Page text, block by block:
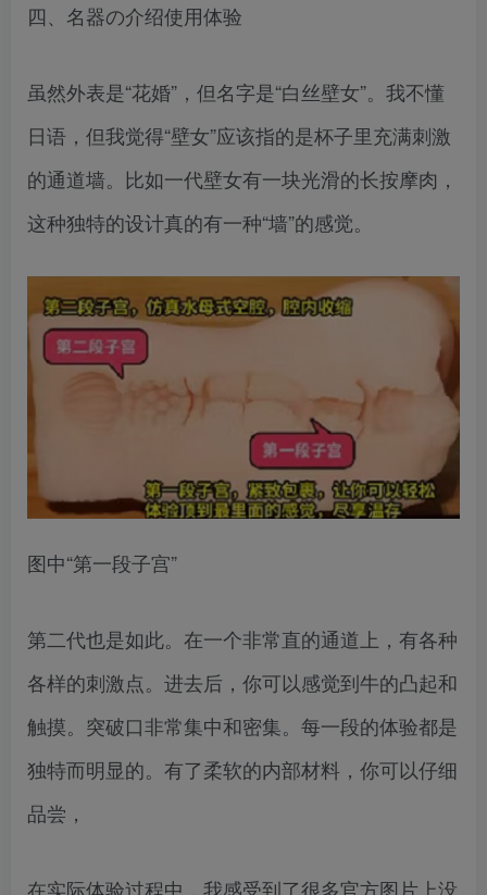
四、名器の介绍使用体验
虽然外表是“花婚”，但名字是“白丝壁女”。我不懂
日语，但我觉得“壁女”应该指的是杯子里充满刺激
的通道墙。比如一代壁女有一块光滑的长按摩肉，
这种独特的设计真的有一种“墙”的感觉。
图中“第一段子宫”
第二代也是如此。在一个非常直的通道上，有各种
各样的刺激点。进去后，你可以感觉到牛的凸起和
触摸。突破口非常集中和密集。每一段的体验都是
独特而明显的。有了柔软的内部材料，你可以仔细
品尝，
在实际体验过程中，我感受到了很多官方图片上没